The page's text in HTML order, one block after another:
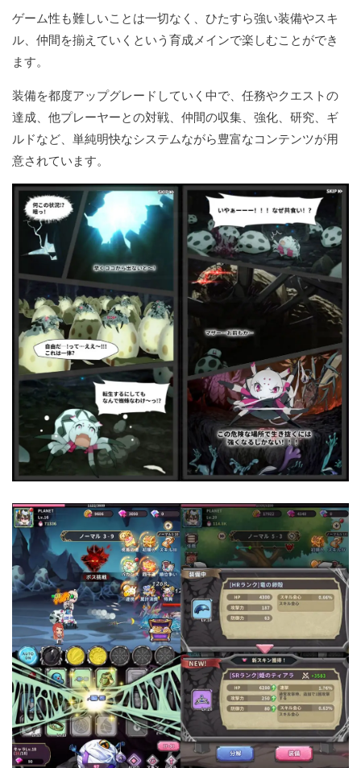
ゲーム性も難しいことは一切なく、ひたすら強い装備やスキ
ル、仲間を揃えていくという育成メインで楽しむことができ
ます。
装備を都度アップグレードしていく中で、任務やクエストの
達成、他プレーヤーとの対戦、仲間の収集、強化、研究、ギ
ルドなど、単純明快なシステムながら豊富なコンテンツが用
意されています。